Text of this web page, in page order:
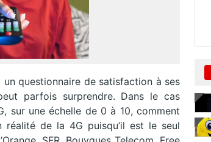
questionnaire de satisfaction à ses
parfois surprendre. Dans le cas
sur une échelle de 0 à 10, comment
réalité de la 4G puisqu’il est le seul